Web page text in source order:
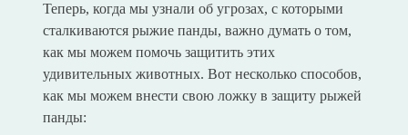
Теперь, когда мы узнали об угрозах, с которыми
сталкиваются рыжие панды, важно думать о том,
как мы можем помочь защитить этих
удивительных животных. Вот несколько способов,
как мы можем внести свою ложку в защиту рыжей
панды: